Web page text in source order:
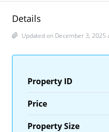
Details
Updated on December 3, 2025
Property ID
Price
Property Size